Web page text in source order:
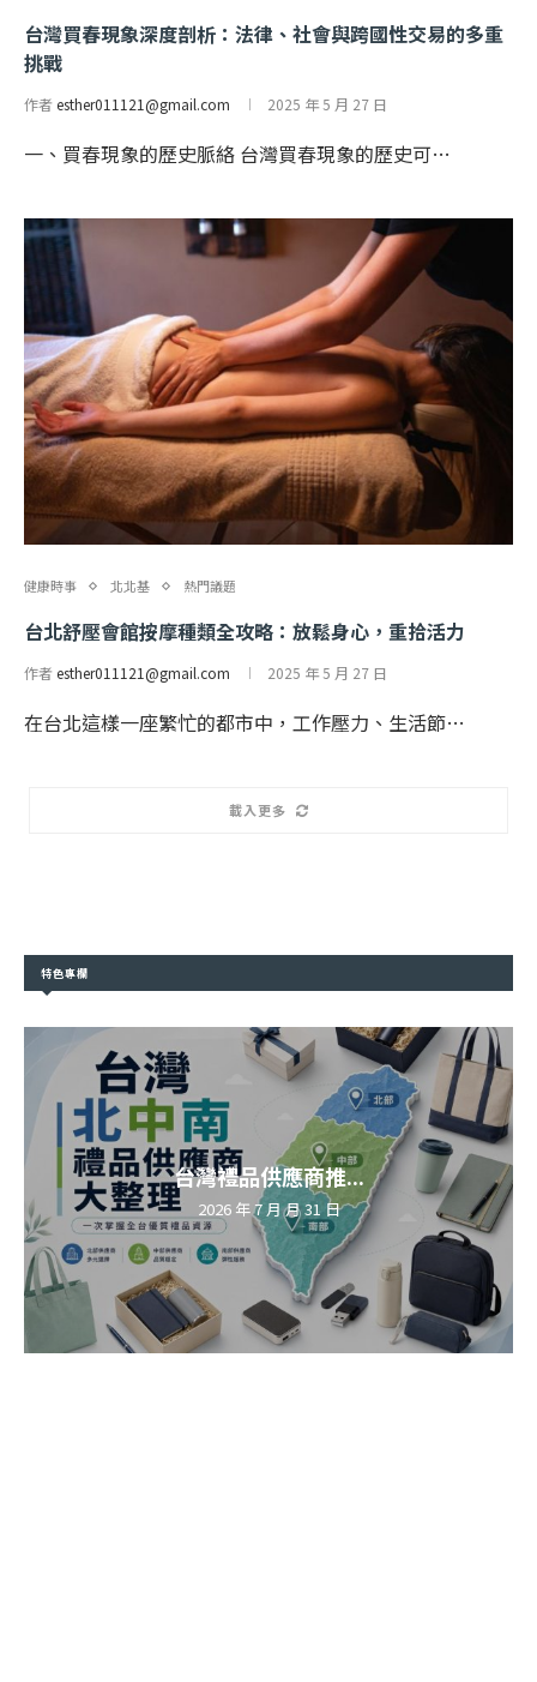
台灣買春現象深度剖析：法律、社會與跨國性交易的多重
挑戰
作者 esther011121@gmail.com 2025 年 5 月 27 日
一、買春現象的歷史脈絡 台灣買春現象的歷史可…
健康時事 北北基 熱門議題
台北舒壓會館按摩種類全攻略：放鬆身心，重拾活力
作者 esther011121@gmail.com 2025 年 5 月 27 日
在台北這樣一座繁忙的都市中，工作壓力、生活節…
載入更多
特色專欄
台灣禮品供應商推...
2026 年 7 月 月 31 日